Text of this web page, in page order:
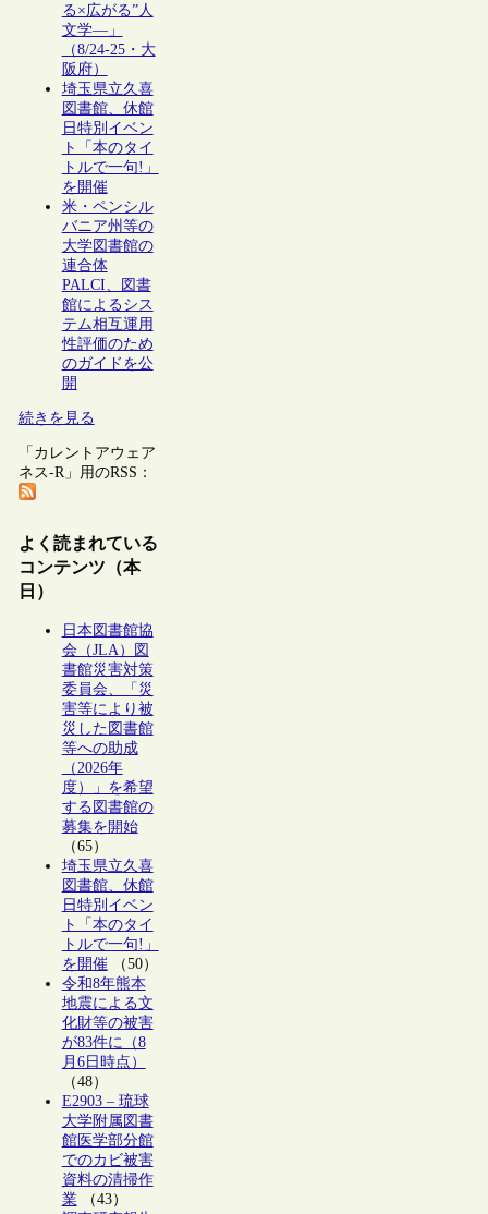
る×広がる”人
文学―」
（8/24-25・大
阪府）
埼玉県立久喜
図書館、休館
日特別イベン
ト「本のタイ
トルで一句!」
を開催
米・ペンシル
バニア州等の
大学図書館の
連合体
PALCI、図書
館によるシス
テム相互運用
性評価のため
のガイドを公
開
続きを見る
「カレントアウェア
ネス-R」用のRSS：
よく読まれている
コンテンツ（本
日）
日本図書館協
会（JLA）図
書館災害対策
委員会、「災
害等により被
災した図書館
等への助成
（2026年
度）」を希望
する図書館の
募集を開始
（65）
埼玉県立久喜
図書館、休館
日特別イベン
ト「本のタイ
トルで一句!」
を開催（50）
令和8年熊本
地震による文
化財等の被害
が83件に（8
月6日時点）
（48）
E2903 – 琉球
大学附属図書
館医学部分館
でのカビ被害
資料の清掃作
業（43）